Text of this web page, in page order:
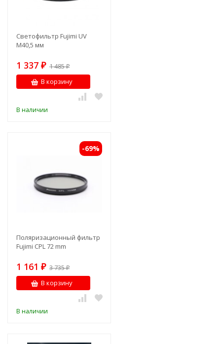
Cветофильтр Fujimi UV
M40,5 мм
1 337 ₽ 1 485₽
В корзину
В наличии
-69%
Поляризационный фильтр
Fujimi CPL 72 mm
1 161 ₽ 3 735₽
В корзину
В наличии